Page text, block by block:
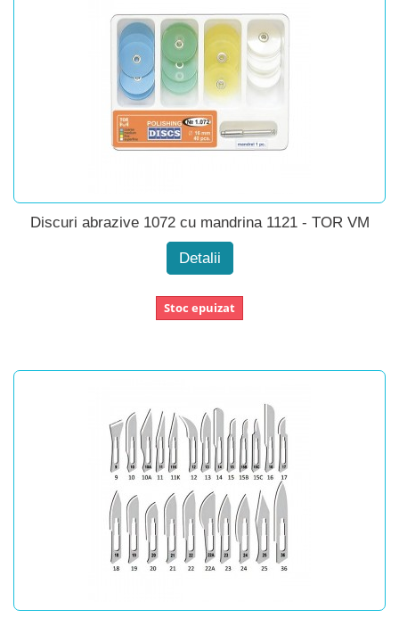
Discuri abrazive 1072 cu mandrina 1121 - TOR VM
Detalii
Stoc epuizat